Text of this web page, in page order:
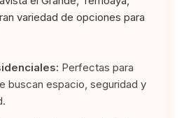
variedad de opciones para
Perfectas para
buscan espacio, seguridad y